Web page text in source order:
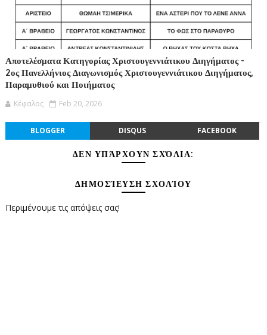
Αποτελέσματα Κατηγορίας Χριστουγεννιάτικου Διηγήματος -
2ος Πανελλήνιος Διαγωνισμός Χριστουγεννιάτικου Διηγήματος,
Παραμυθιού και Ποιήματος
Κέφαλος Feb 20, 2026
BLOGGER DISQUS FACEBOOK
ΔΕΝ ΥΠΆΡΧΟΥΝ ΣΧΌΛΙΑ:
ΔΗΜΟΣΊΕΥΣΗ ΣΧΟΛΊΟΥ
Περιμένουμε τις απόψεις σας!